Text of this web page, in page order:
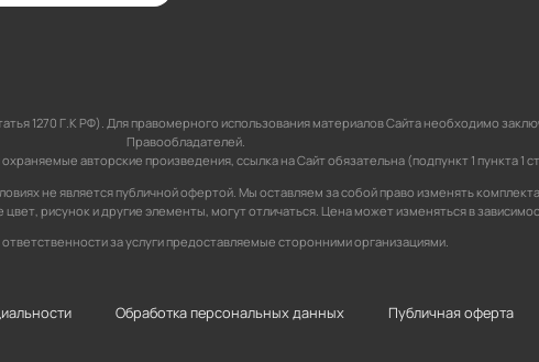
1270 Г.К РФ). Для правомерного использования материалов Сайта необходимо
Правообладателей.
авторские произведения, ссылка на Сайт обязательна (подпункт 1 пункта 1
не является публичной офертой. Мы оставляем за собой право изменять
цвет, рисунок и другие элементы, могут отличаться. Цена может изменяться в
за услуги предоставляемые сторонними организациями.
Обработка персональных данных Публичная оферта